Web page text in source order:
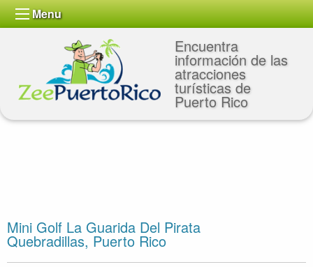
Menu
Encuentra
información de las
atracciones
turísticas de
Puerto Rico
Mini Golf La Guarida Del Pirata
Quebradillas, Puerto Rico